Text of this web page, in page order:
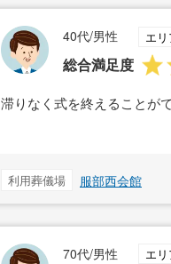
40代/男性 エリ
総合満足度
滞りなく式を終えることが
利用葬儀場 服部西会館
70代/男性 エリ